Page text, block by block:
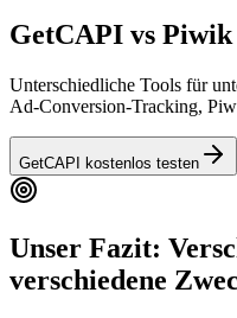
GetCAPI vs Piwik
Unterschiedliche Tools für
Ad-Conversion-Tracking,
GetCAPI kostenlos testen
Unser Fazit:
verschiedene